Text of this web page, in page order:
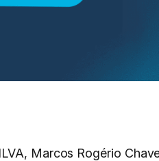
Marcos Rogério